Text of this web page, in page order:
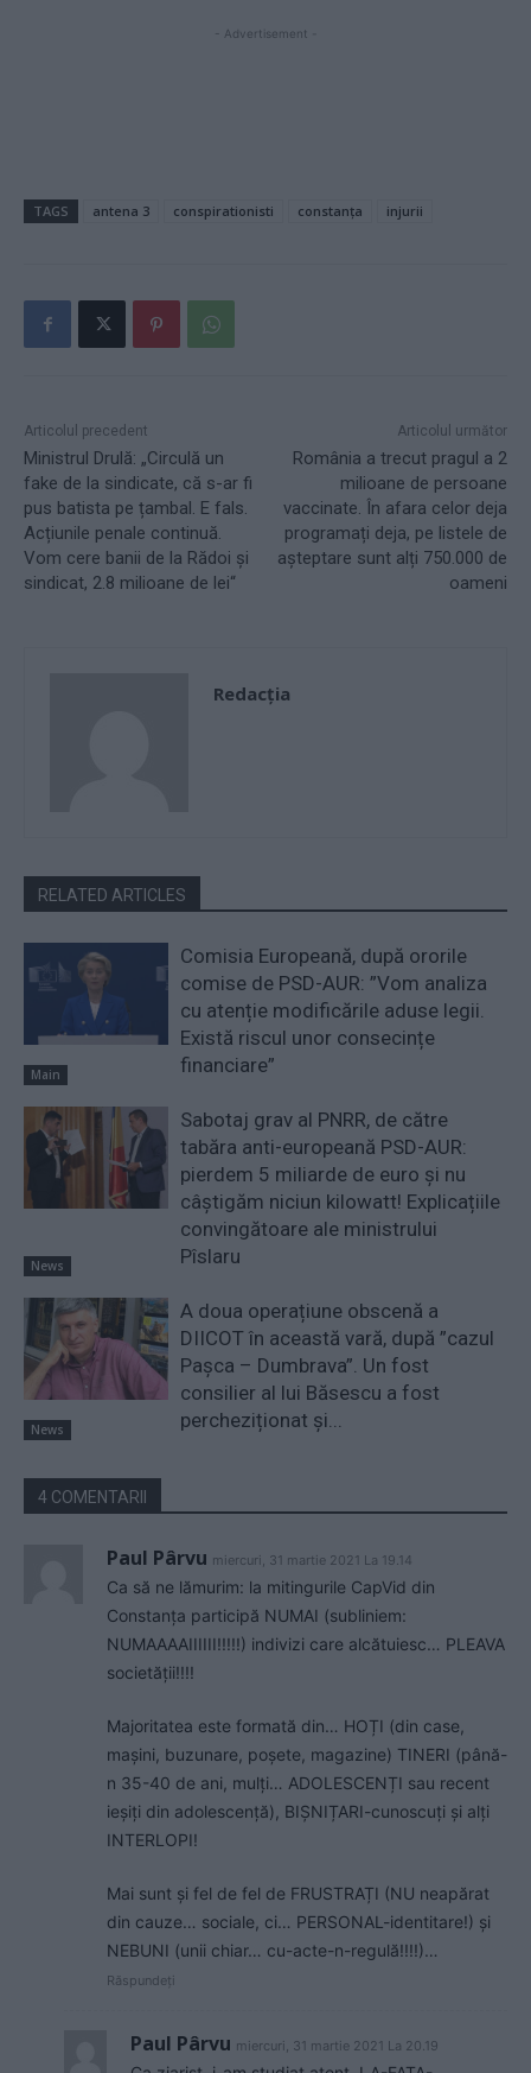
- Advertisement -
TAGS antena 3 conspirationisti constanța injurii
Articolul precedent
Ministrul Drulă: „Circulă un
fake de la sindicate, că s-ar fi
pus batista pe țambal. E fals.
Acțiunile penale continuă.
Vom cere banii de la Rădoi și
sindicat, 2.8 milioane de lei“
Articolul următor
România a trecut pragul a 2
milioane de persoane
vaccinate. În afara celor deja
programați deja, pe listele de
așteptare sunt alți 750.000 de
oameni
Redacţia
RELATED ARTICLES
Main
Comisia Europeană, după ororile
comise de PSD-AUR: ”Vom analiza
cu atenție modificările aduse legii.
Există riscul unor consecințe
financiare”
News
Sabotaj grav al PNRR, de către
tabăra anti-europeană PSD-AUR:
pierdem 5 miliarde de euro și nu
câștigăm niciun kilowatt! Explicațiile
convingătoare ale ministrului
Pîslaru
News
A doua operațiune obscenă a
DIICOT în această vară, după ”cazul
Pașca – Dumbrava”. Un fost
consilier al lui Băsescu a fost
percheziționat și...
4 COMENTARII
Paul Pârvu miercuri, 31 martie 2021 La 19.14
Ca să ne lămurim: la mitingurile CapVid din
Constanța participă NUMAI (subliniem:
NUMAAAAIIIIII!!!!!) indivizi care alcătuiesc… PLEAVA
societății!!!!
Majoritatea este formată din… HOȚI (din case,
mașini, buzunare, poșete, magazine) TINERI (până-
n 35-40 de ani, mulți… ADOLESCENȚI sau recent
ieșiți din adolescență), BIȘNIȚARI-cunoscuți și alți
INTERLOPI!
Mai sunt și fel de fel de FRUSTRAȚI (NU neapărat
din cauze… sociale, ci… PERSONAL-identitare!) și
NEBUNI (unii chiar… cu-acte-n-regulă!!!!)…
Răspundeți
Paul Pârvu miercuri, 31 martie 2021 La 20.19